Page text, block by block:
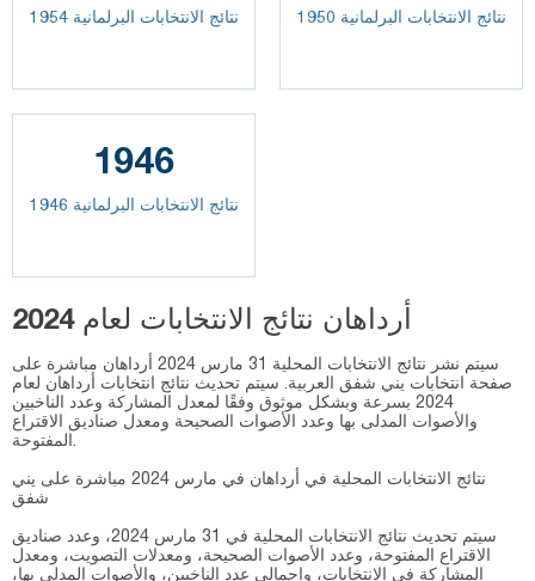
نتائج الانتخابات البرلمانية 1954 نتائج الانتخابات البرلمانية 1950
1946
نتائج الانتخابات البرلمانية 1946
أرداهان نتائج الانتخابات لعام 2024
سيتم نشر نتائج الانتخابات المحلية 31 مارس 2024 أرداهان مباشرة على
صفحة انتخابات يني شفق العربية. سيتم تحديث نتائج انتخابات أرداهان لعام
2024 بسرعة وبشكل موثوق وفقًا لمعدل المشاركة وعدد الناخبين
والأصوات المدلى بها وعدد الأصوات الصحيحة ومعدل صناديق الاقتراع
نتائج الانتخابات المحلية في أرداهان في مارس 2024 مباشرة على يني
شفق
سيتم تحديث نتائج الانتخابات المحلية في 31 مارس 2024، وعدد صناديق
الاقتراع المفتوحة، وعدد الأصوات الصحيحة، ومعدلات التصويت، ومعدل
المشاركة في الانتخابات، وإجمالي عدد الناخبين، والأصوات المدلى بها،